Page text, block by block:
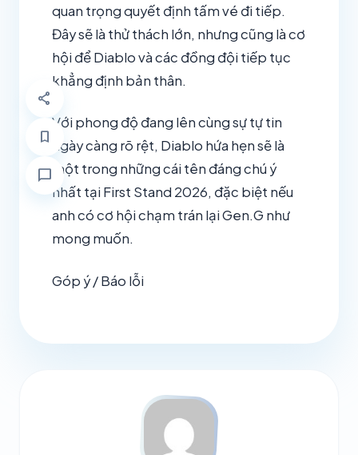
share
bookmark
chat_bubble
quan trọng quyết định tấm vé đi tiếp.
Đây sẽ là thử thách lớn, nhưng cũng là cơ
hội để Diablo và các đồng đội tiếp tục
khẳng định bản thân.
Với phong độ đang lên cùng sự tự tin
ngày càng rõ rệt, Diablo hứa hẹn sẽ là
một trong những cái tên đáng chú ý
nhất tại First Stand 2026, đặc biệt nếu
anh có cơ hội chạm trán lại Gen.G như
mong muốn.
Góp ý / Báo lỗi